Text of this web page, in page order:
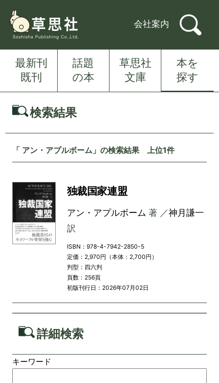
会社案内
最新刊
既刊
話題
の本
草思社
文庫
本を
探す
検索結果
「 アン・アプルボーム」の検索結果 上位1件
独裁国家連盟
アン・アプルボーム 著 ／神月謙一
訳
ISBN：978-4-7942-2850-5
定価：2,970円（本体：2,700円）
判型：四六判
頁数：256頁
初版刊行日：2026年07月02日
詳細検索
キーワード